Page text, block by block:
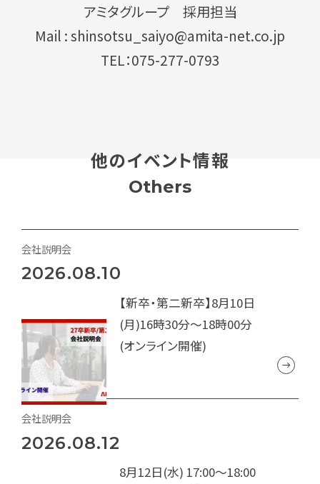
アミタグループ 採用担当
Mail : shinsotsu_saiyo@amita-net.co.jp
TEL：075-277-0793
他のイベント情報
Others
2026.08.10
【新卒・第二新卒】8月10日
(月)16時30分～18時00分
(オンライン開催)
会社説明会
2026.08.12
8月12日(水) 17:00～18:00
会社説明会